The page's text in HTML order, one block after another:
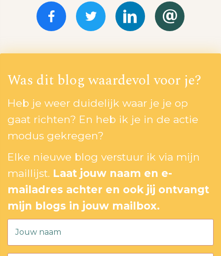
Was dit blog waardevol voor je?
Heb je weer duidelijk waar je je op
gaat richten? En heb ik je in de actie
modus gekregen?
Elke nieuwe blog verstuur ik via mijn
maillijst. Laat jouw naam en e-
mailadres achter en ook jij ontvangt
mijn blogs in jouw mailbox.